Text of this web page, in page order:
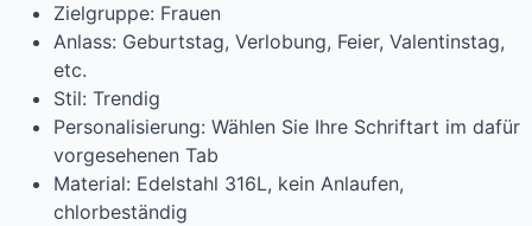
Zielgruppe: Frauen
Anlass: Geburtstag, Verlobung, Feier, Valentinstag,
etc.
Stil: Trendig
Personalisierung: Wählen Sie Ihre Schriftart im dafür
vorgesehenen Tab
Material: Edelstahl 316L, kein Anlaufen,
chlorbeständig